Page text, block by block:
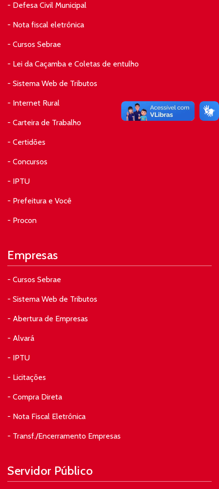
- Defesa Civil Municipal
- Nota fiscal eletrônica
- Cursos Sebrae
- Lei da Caçamba e Coletas de entulho
- Sistema Web de Tributos
- Internet Rural
- Carteira de Trabalho
- Certidões
- Concursos
- IPTU
- Prefeitura e Você
- Procon
Empresas
- Cursos Sebrae
- Sistema Web de Tributos
- Abertura de Empresas
- Alvará
- IPTU
- Licitações
- Compra Direta
- Nota Fiscal Eletrônica
- Transf./Encerramento Empresas
Servidor Público